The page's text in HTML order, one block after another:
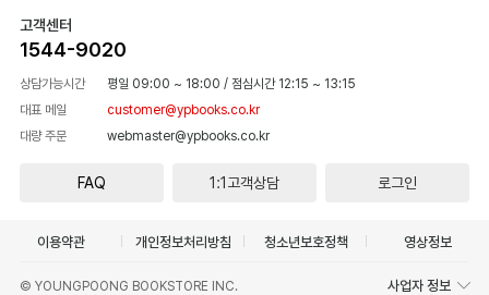
고객센터
1544-9020
상담가능시간 평일 09:00 ~ 18:00 / 점심시간 12:15 ~ 13:15
대표 메일
customer@ypbooks.co.kr
대량 주문
webmaster@ypbooks.co.kr
FAQ 1:1고객상담 로그인
이용약관 개인정보처리방침 청소년보호정책 영상정보
© YOUNGPOONG BOOKSTORE INC. 사업자 정보